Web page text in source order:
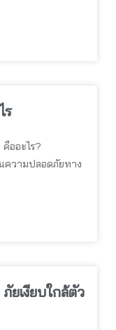
ร
ออะไร?
ความปลอดภัยทาง
ยเงียบใกล้ตัว